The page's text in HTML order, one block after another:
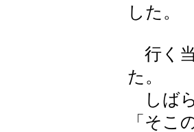
した。
行く
た。
しば
「そこ